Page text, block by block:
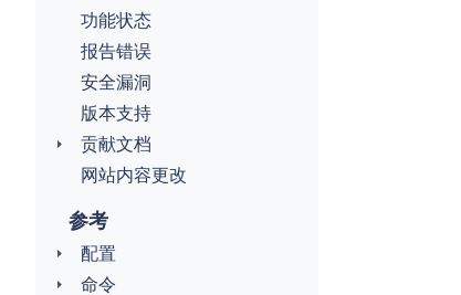
功能状态
报告错误
安全漏洞
版本支持
贡献文档
网站内容更改
参考
配置
命令